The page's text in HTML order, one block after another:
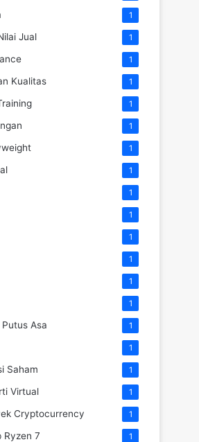
1
Jual 1
1
Kualitas 1
1
1
1
1
1
1
1
1
1
1
Asa 1
1
Saham 1
Virtual 1
Cryptocurrency 1
Ryzen 7 1